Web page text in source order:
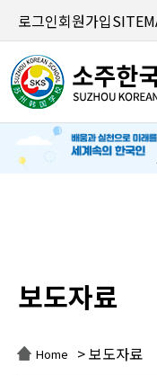
로그인회원가입
보도자료
Home > 보도자료